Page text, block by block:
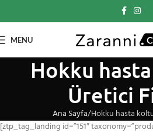
MENU
Hokku
Üretici
Ana Sayfa Hokku hasta
[ztp_tag_landing id=”151″